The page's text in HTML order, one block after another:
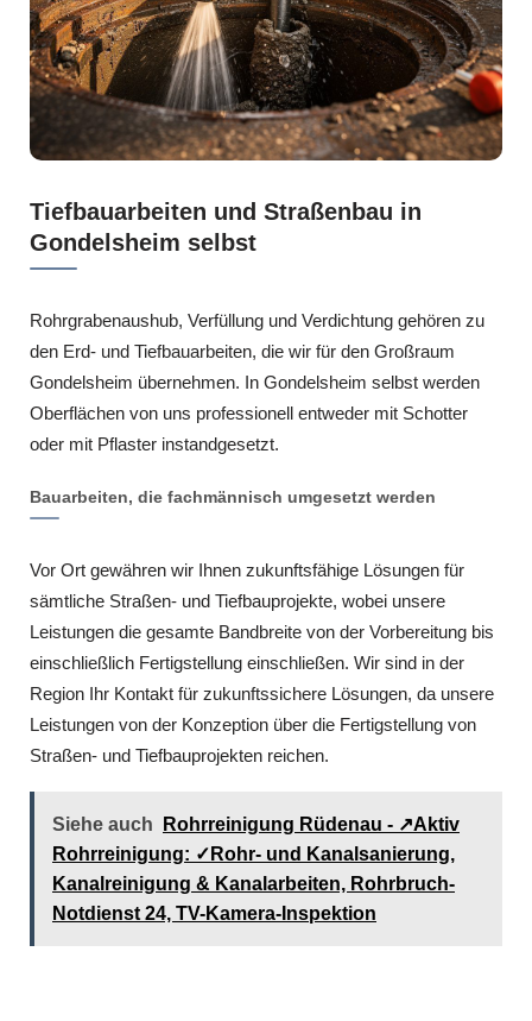
Tiefbauarbeiten und Straßenbau in
Gondelsheim selbst
Rohrgrabenaushub, Verfüllung und Verdichtung gehören zu
den Erd- und Tiefbauarbeiten, die wir für den Großraum
Gondelsheim übernehmen. In Gondelsheim selbst werden
Oberflächen von uns professionell entweder mit Schotter
oder mit Pflaster instandgesetzt.
Bauarbeiten, die fachmännisch umgesetzt werden
Vor Ort gewähren wir Ihnen zukunftsfähige Lösungen für
sämtliche Straßen- und Tiefbauprojekte, wobei unsere
Leistungen die gesamte Bandbreite von der Vorbereitung bis
einschließlich Fertigstellung einschließen. Wir sind in der
Region Ihr Kontakt für zukunftssichere Lösungen, da unsere
Leistungen von der Konzeption über die Fertigstellung von
Straßen- und Tiefbauprojekten reichen.
Siehe auch
Rohrreinigung Rüdenau - ↗️Aktiv
Rohrreinigung: ✓Rohr- und Kanalsanierung,
Kanalreinigung & Kanalarbeiten, Rohrbruch-
Notdienst 24, TV-Kamera-Inspektion